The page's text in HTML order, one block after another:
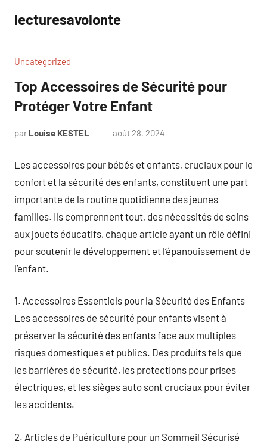
contenu
lecturesavolonte
Uncategorized
Top Accessoires de Sécurité pour
Protéger Votre Enfant
par Louise KESTEL août 28, 2024
Les accessoires pour bébés et enfants, cruciaux pour le
confort et la sécurité des enfants, constituent une part
importante de la routine quotidienne des jeunes
familles. Ils comprennent tout, des nécessités de soins
aux jouets éducatifs, chaque article ayant un rôle défini
pour soutenir le développement et l’épanouissement de
l’enfant.
1. Accessoires Essentiels pour la Sécurité des Enfants
Les accessoires de sécurité pour enfants visent à
préserver la sécurité des enfants face aux multiples
risques domestiques et publics. Des produits tels que
les barrières de sécurité, les protections pour prises
électriques, et les sièges auto sont cruciaux pour éviter
les accidents.
2. Articles de Puériculture pour un Sommeil Sécurisé